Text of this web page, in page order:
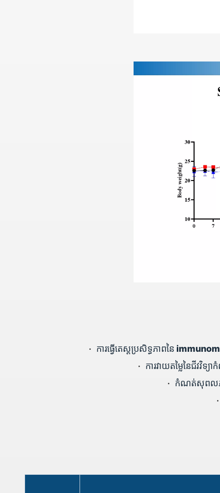
• ការធ្វើតេស្តប្រសិទ្ធភាពនៃ
• ការវាយតម្លៃនៃជី
• កំណត់សុពលភ